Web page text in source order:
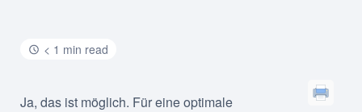
< 1 min read
Ja, das ist möglich. Für eine optimale